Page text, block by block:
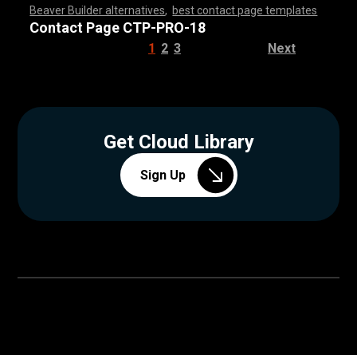
Beaver Builder alternatives best contact page templates
,,,,,,,,,,,,,,,,,,,,,,,,,,,,, ,,,,,,,,,,,,,,,,,,,,,,,,,,,,,,,,
,,,,,,,,,,,,,,,
Contact Page CTP-PRO-18
1 2 3 Next
Get Cloud Library
Sign Up